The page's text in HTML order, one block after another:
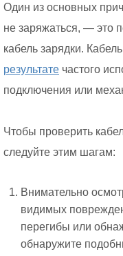
Один из основных
не заряжаться, — это
кабель зарядки.
результате частого
подключения или
Чтобы проверить
следуйте этим шагам:
Внимательно
видимых
перегибы или
обнаружите